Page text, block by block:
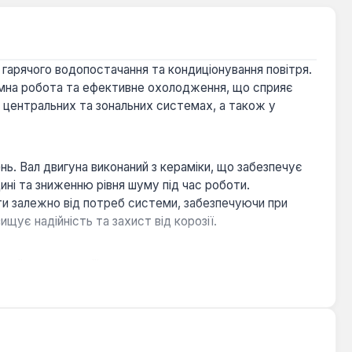
водопостачання та кондиціонування повітря.
робота та ефективне охолодження, що сприяє
центральних та зональних системах, а також у
Вал двигуна виконаний з кераміки, що забезпечує
та зниженню рівня шуму під час роботи.
залежно від потреб системи, забезпечуючи при
надійність та захист від корозії.